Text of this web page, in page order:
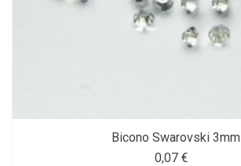
Bicono Swarovski 3mm
0,07 €